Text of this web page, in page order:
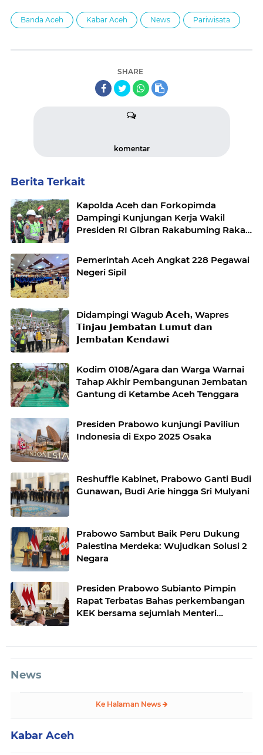
Banda Aceh Kabar Aceh News Pariwisata
SHARE
komentar
Berita Terkait
Kapolda Aceh dan Forkopimda
Dampingi Kunjungan Kerja Wakil
Presiden RI Gibran Rakabuming Raka
Pemerintah Aceh Angkat 228 Pegawai
Negeri Sipil
Didampingi Wagub 𝗔𝗰𝗲𝗵, Wapres
𝗧𝗶𝗻𝗷𝗮𝘂 𝗝𝗲𝗺𝗯𝗮𝘁𝗮𝗻 𝗟𝘂𝗺𝘂𝘁 𝗱𝗮𝗻
𝗝𝗲𝗺𝗯𝗮𝘁𝗮𝗻 𝗞𝗲𝗻𝗱𝗮𝘄𝗶
Kodim 0108/Agara dan Warga Warnai
Tahap Akhir Pembangunan Jembatan
Gantung di Ketambe Aceh Tenggara
Presiden Prabowo kunjungi Paviliun
Indonesia di Expo 2025 Osaka
Reshuffle Kabinet, Prabowo Ganti Budi
Gunawan, Budi Arie hingga Sri Mulyani
Prabowo Sambut Baik Peru Dukung
Palestina Merdeka: Wujudkan Solusi 2
Negara
Presiden Prabowo Subianto Pimpin
Rapat Terbatas Bahas perkembangan
KEK bersama sejumlah Menteri
News
Ke Halaman News
Kabar Aceh